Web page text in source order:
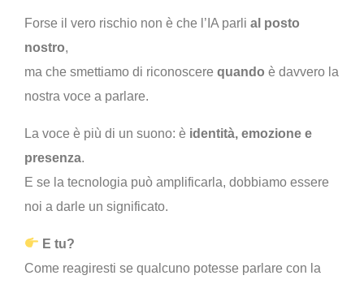
Forse il vero rischio non è che l’IA parli al posto
nostro,
ma che smettiamo di riconoscere quando è davvero la
nostra voce a parlare.
La voce è più di un suono: è identità, emozione e
presenza.
E se la tecnologia può amplificarla, dobbiamo essere
noi a darle un significato.
E tu?
Come reagiresti se qualcuno potesse parlare con la